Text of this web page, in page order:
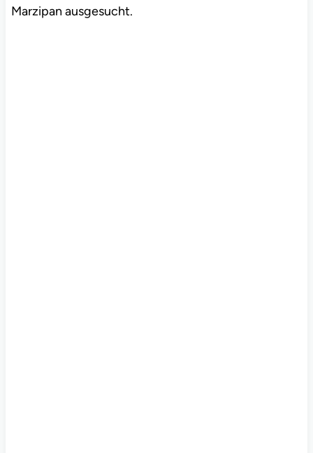
Marzipan ausgesucht.